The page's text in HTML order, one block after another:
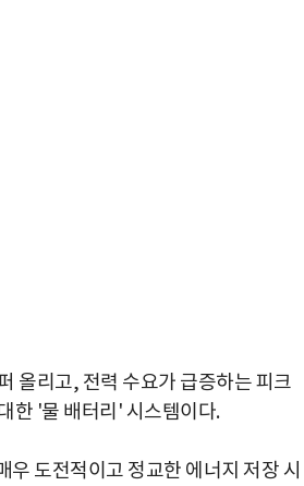
올리고, 전력 수요가 급증하는 피크
한 '물 배터리' 시스템이다.
도전적이고 정교한 에너지 저장 시